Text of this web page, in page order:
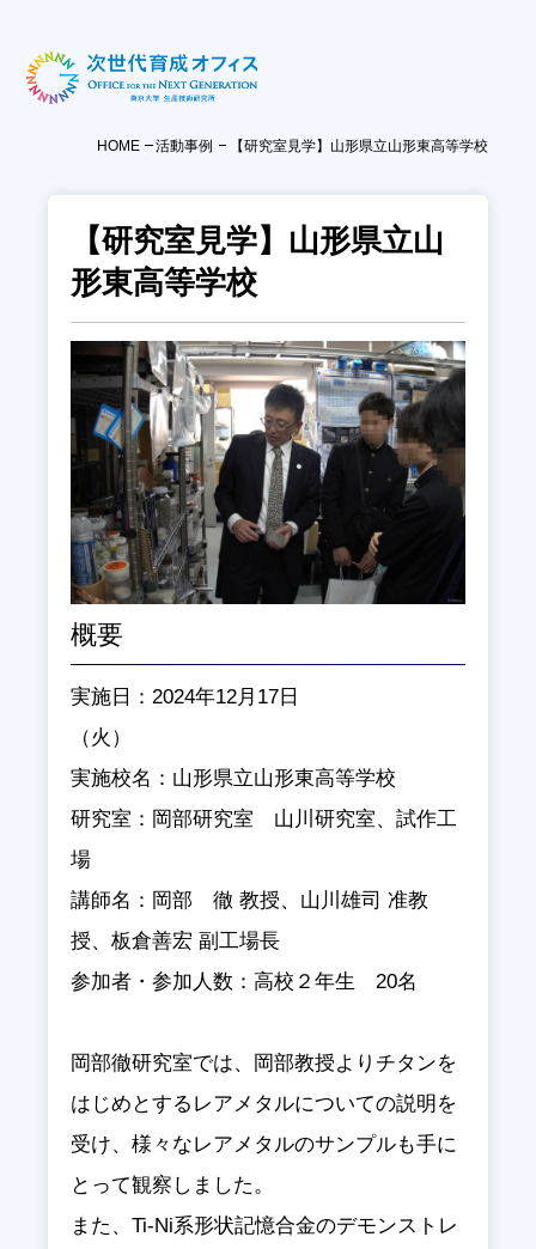
HOME 活動事例 【研究室見学】山形県立山形東高等学校
【研究室見学】山形県立山
形東高等学校
概要
実施日：2024年12月 17 日
（火）
実施校名：山形県立山形東高等学校
研究室：岡部研究室 山川研究室、試作工
場
講師名：岡部 徹 教授、山川雄司 准教
授、板倉善宏 副工場長
参加者・参加人数：高校２年生20名
岡部徹研究室では、岡部教授よりチタンを
はじめとするレアメタルについての説明を
受け、様々なレアメタルのサンプルも手に
とって観察しました。
また、Ti-Ni系形状記憶合金のデモンストレ